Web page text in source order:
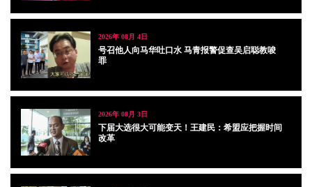
2026年 08月 4日
号召他人向马华吐口水 马青报警促查吴启聪教唆
罪
2026年 08月 3日
下届大选很大可能变天！王建民：希盟应把握时间
改革